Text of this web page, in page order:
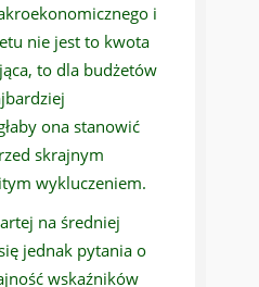
i
nie jest to kwota
to dla budżetów
ona stanowić
skrajnym
wykluczeniem.
na średniej
jednak pytania o
wskaźników